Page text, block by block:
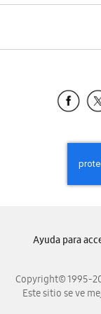
Copyright© 1995-
Este sitio se ve
Ayuda para